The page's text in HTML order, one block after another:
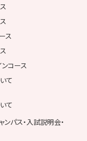
ス
ンコース
て
て
ンパス・入試説明会・